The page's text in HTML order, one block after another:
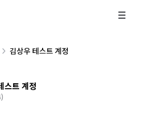
김상우 테스트 계정
스트 계정
)